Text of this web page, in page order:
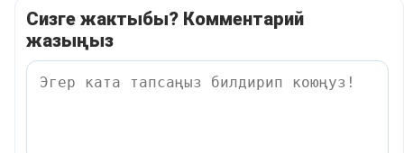
Сизге жактыбы? Комментарий
жазыңыз